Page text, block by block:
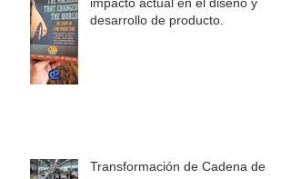
desarrollo de producto.
Transformación de Cadena de